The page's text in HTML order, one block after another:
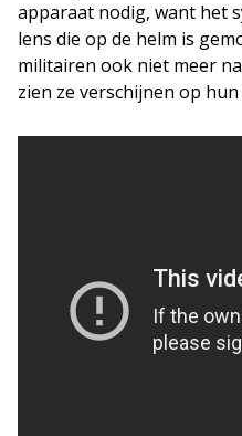
apparaat nodig, want het
lens die op de helm is
militairen ook niet meer
zien ze verschijnen op